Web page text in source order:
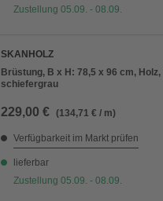
Zustellung 05.09. - 08.09.
SKANHOLZ
Brüstung, B x H: 78,5 x 96 cm, Holz,
schiefergrau
229,00 € (134,71 € / m)
Verfügbarkeit im Markt prüfen
lieferbar
Zustellung 05.09. - 08.09.